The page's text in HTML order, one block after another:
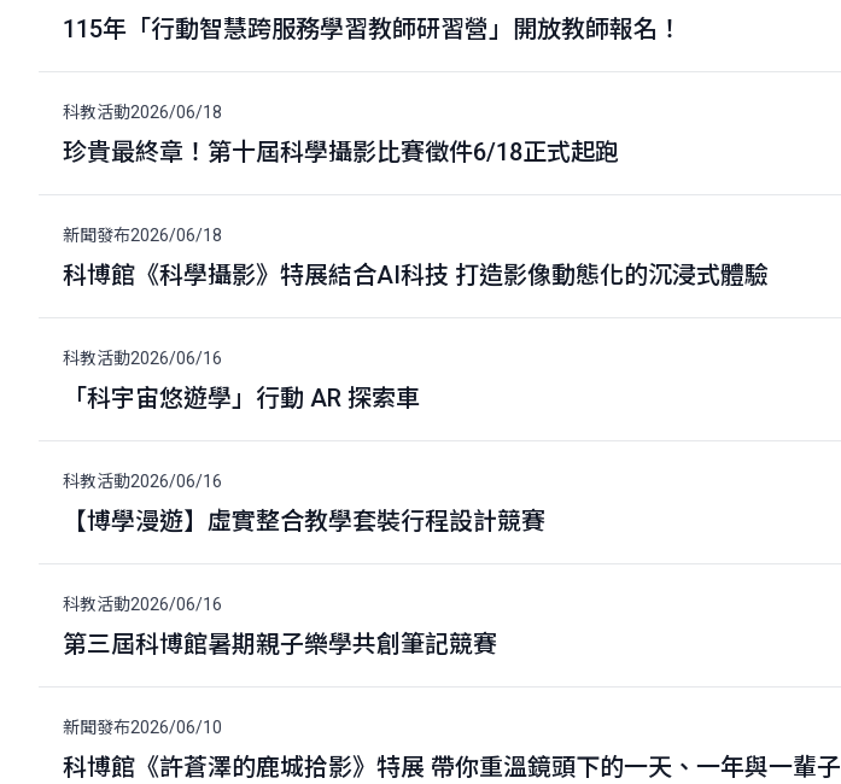
115年「行動智慧跨服務學習教師研習營」開放教師報名！
2026/06/18
科教活動
珍貴最終章！第十屆科學攝影比賽徵件6/18正式起跑
2026/06/18
新聞發布
科博館《科學攝影》特展結合AI科技 打造影像動態化的沉浸式體驗
2026/06/16
科教活動
「科宇宙悠遊學」行動 AR 探索車
2026/06/16
科教活動
【博學漫遊】虛實整合教學套裝行程設計競賽
2026/06/16
科教活動
第三屆科博館暑期親子樂學共創筆記競賽
2026/06/10
新聞發布
科博館《許蒼澤的鹿城拾影》特展 帶你重溫鏡頭下的一天、一年與一輩子